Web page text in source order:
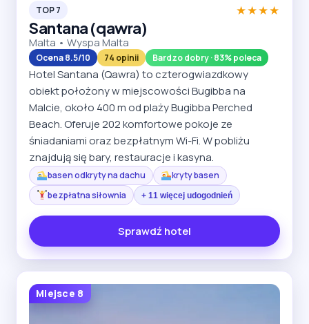
TOP 7 ★★★★
Santana (qawra)
Malta • Wyspa Malta
Ocena 8.5/10 74 opinii Bardzo dobry · 83% poleca
Hotel Santana (Qawra) to czterogwiazdkowy
obiekt położony w miejscowości Bugibba na
Malcie, około 400 m od plaży Bugibba Perched
Beach. Oferuje 202 komfortowe pokoje ze
śniadaniami oraz bezpłatnym Wi-Fi. W pobliżu
znajdują się bary, restauracje i kasyna.
basen odkryty na dachu
kryty basen
bezpłatna siłownia
+ 11 więcej udogodnień
Sprawdź hotel
Miejsce 8